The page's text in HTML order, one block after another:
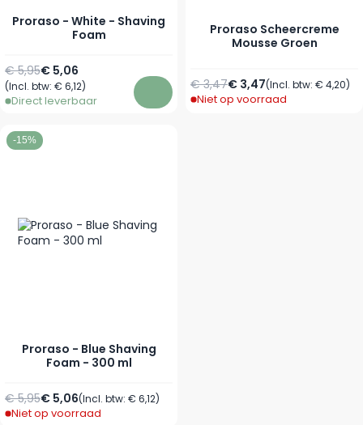
Proraso - White - Shaving
Foam
Vanaf
€ 5,06
Normale prijs
€ 5,95
(Incl. btw: € 6,12)
Direct leverbaar In winkelwagen
Proraso Scheercreme
Mousse Groen
Vanaf
€ 3,47
Normale prijs
€ 3,47 (Incl. btw: € 4,20)
Niet op voorraad
-15%
Proraso - Blue Shaving
Foam - 300 ml
Speciale prijs
€ 5,06
Normale prijs
€ 5,95 (Incl. btw: € 6,12)
Niet op voorraad